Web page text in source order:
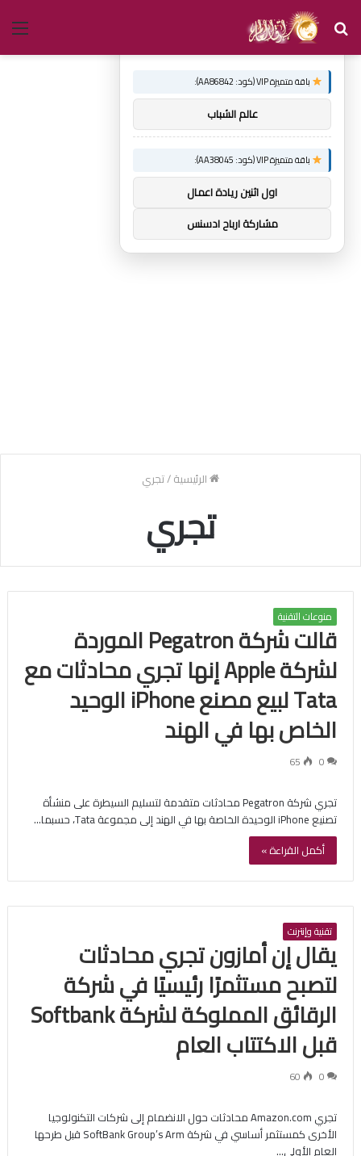
بحث
عن
الرئيسية/تجري
تجري
منوعات التقنية
قالت شركة Pegatron الموردة
لشركة Apple إنها تجري محادثات مع
Tata لبيع مصنع iPhone الوحيد
الخاص بها في الهند
0
65
تجري شركة Pegatron محادثات متقدمة لتسليم السيطرة على منشأة
تصنيع iPhone الوحيدة الخاصة بها في الهند إلى مجموعة Tata، حسبما…
أكمل القراءة »
تقنية وإنترنت
يقال إن أمازون تجري محادثات
لتصبح مستثمرًا رئيسيًا في شركة
الرقائق المملوكة لشركة Softbank
قبل الاكتتاب العام
0
60
تجري Amazon.com محادثات حول الانضمام إلى شركات التكنولوجيا
الأخرى كمستثمر أساسي في شركة SoftBank Group’s Arm قبل طرحها
العام الأولي…
توصيات :
باقة متميزة VIP (كود: AA86842):
عالم الشباب
باقة متميزة VIP (كود: AA38045):
اول اثنين ريادة اعمال
مشاركة ارباح ادسنس